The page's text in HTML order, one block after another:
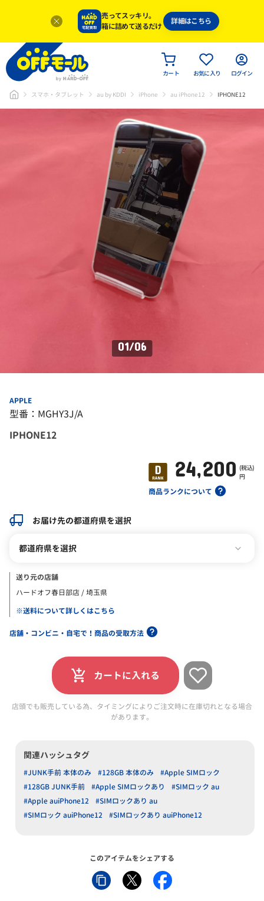
売ってスッキリ。
箱に詰めて送るだけ
詳細はこちら
カート お気に入り ログイン
スマホ・タブレット au by KDDI iPhone au iPhone12 IPHONE12
01/06
APPLE
型番：MGHY3J/A
IPHONE12
商品ランクについて
24,200 (税込)
円
お届け先の都道府県を選択
都道府県を選択
送り元の店舗
ハードオフ春日部店 / 埼玉県
※送料について詳しくはこちら
店舗・コンビニ・自宅で！商品の受取方法
カートに入れる
店頭でも販売している為、タイミングによりご注文時に在庫切れとなる場合
があります。
関連ハッシュタグ
#JUNK手前 本体のみ #128GB 本体のみ
#Apple SIMロック
#128GB JUNK手前
#Apple SIMロックあり
#SIMロック au
#Apple auiPhone12
#SIMロックあり au
#SIMロック auiPhone12
#SIMロックあり auiPhone12
このアイテムをシェアする